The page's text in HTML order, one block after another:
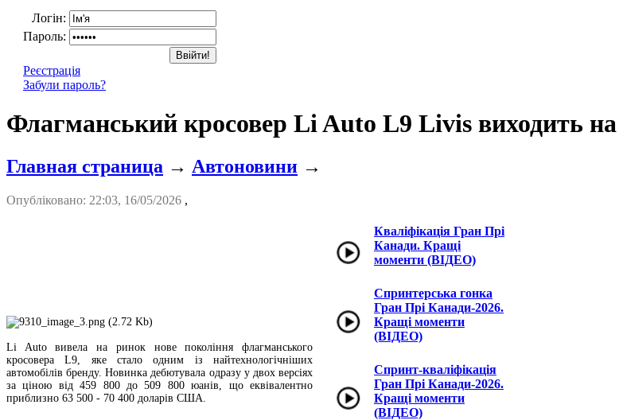
Логін:
Пароль:
Реєстрація
Забули пароль?
Флагманський кросовер Li Auto L9 Livis виходить
Главная страница → Автоновини →
Опубліковано: 22:03, 16/05/2026 ,
Li Auto вивела на ринок нове покоління флагманського
кросовера L9, яке стало одним із найтехнологічніших
автомобілів бренду. Новинка дебютувала одразу у двох версіях
за ціною від 459 800 до 509 800 юанів, що еквівалентно
приблизно 63 500 - 70 400 доларів США.
Кваліфікація Гран Прі
Канади. Кращі
моменти (ВІДЕО)
Спринтерська гонка
Гран Прі Канади-2026.
Кращі моменти
(ВІДЕО)
Спринт-кваліфікація
Гран Прі Канади-2026.
Кращі моменти
(ВІДЕО)